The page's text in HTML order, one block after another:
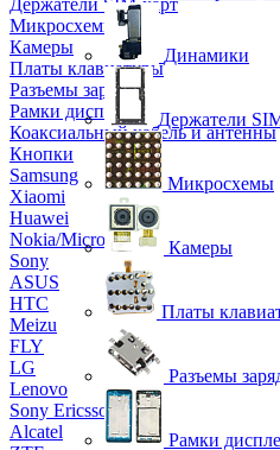
Держатели SIM-карт
Микросхемы
Камеры
Платы клавиатуры
Разъемы зарядки
Рамки дисплея
Коаксиальный кабель и антенны
Кнопки
Samsung
Xiaomi
Huawei
Nokia/Microsoft
Sony
ASUS
HTC
Meizu
FLY
LG
Lenovo
Sony Ericsson
Alcatel
Динамики
Держатели
Микросхемы
Камеры
Платы
Разъемы
Рамки